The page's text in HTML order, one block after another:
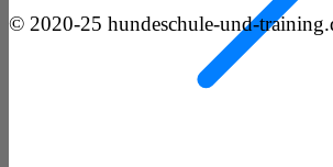
© 2020-25 hundeschule-und-